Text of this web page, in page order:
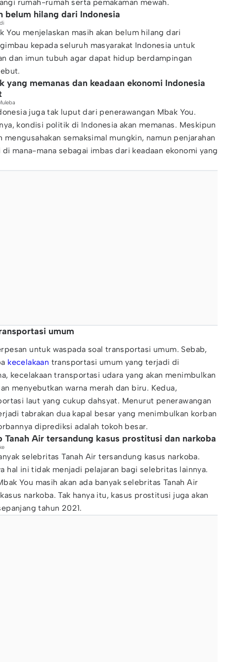
rumah-rumah serta pemakaman mewah.
belum hilang dari Indonesia
You menjelaskan masih akan belum hilang dari
kepada seluruh masyarakat Indonesia untuk
dan imun tubuh agar dapat hidup berdampingan
yang memanas dan keadaan ekonomi Indonesia
juga tak luput dari penerawangan Mbak You.
kondisi politik di Indonesia akan memanas. Meskipun
mengusahakan semaksimal mungkin, namun penjarahan
mana-mana sebagai imbas dari keadaan ekonomi yang
umum
untuk waspada soal transportasi umum. Sebab,
kecelakaan transportasi umum yang terjadi di
kecelakaan transportasi udara yang akan menimbulkan
menyebutkan warna merah dan biru. Kedua,
laut yang cukup dahsyat. Menurut penerawangan
tabrakan dua kapal besar yang menimbulkan korban
diprediksi adalah tokoh besar.
Tanah Air tersandung kasus prostitusi dan narkoba
selebritas Tanah Air tersandung kasus narkoba.
hal ini tidak menjadi pelajaran bagi selebritas lainnya.
You masih akan ada banyak selebritas Tanah Air
narkoba. Tak hanya itu, kasus prostitusi juga akan
tahun 2021.